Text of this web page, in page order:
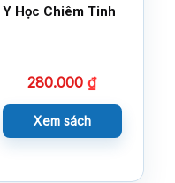
Y Học Chiêm Tinh
280.000₫
Xem sách